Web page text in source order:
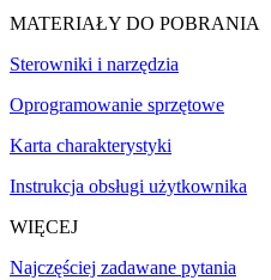
MATERIAŁY DO POBRANIA
Sterowniki i narzędzia
Oprogramowanie sprzętowe
Karta charakterystyki
Instrukcja obsługi użytkownika
WIĘCEJ
Najczęściej zadawane pytania